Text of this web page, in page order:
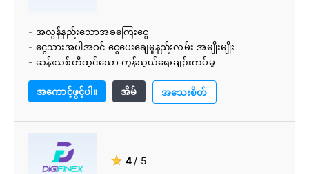
- အလွန်နည်းသောအခကြေးငွေ
- ငွေသားအပါအဝင် ငွေပေးချေမှုနည်းလမ်း အမျိုးမျိုး
- ဆန်းသစ်တီထွင်သော ကုန်သွယ်ရေးချဉ်းကပ်မှု
အကောင့်ဖွင့်ပါ။
အိမ် အသေးစိတ်
★ 4 / 5